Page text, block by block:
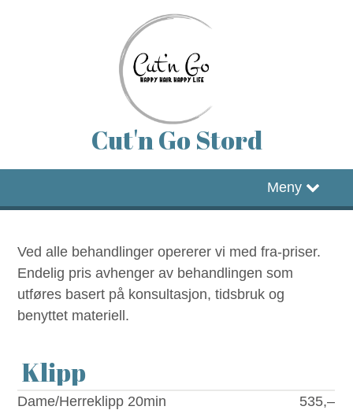
Cut'n Go Stord
Meny
Facebook
Instagram
Prisliste
Ved alle behandlinger opererer vi med fra-priser.
Endelig pris avhenger av behandlingen som
utføres basert på konsultasjon, tidsbruk og
benyttet materiell.
Klipp
Dame/Herreklipp 20min
535,–